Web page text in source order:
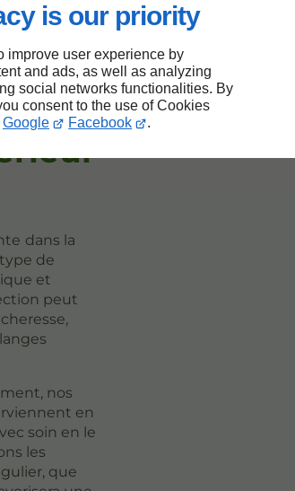
is our priority
improve user experience by
and ads, as well as analyzing
social networks functionalities. By
consent to the use of Cookies
Google Facebook .
dans la
de
et
peut
nos
en
soin en le
les
que